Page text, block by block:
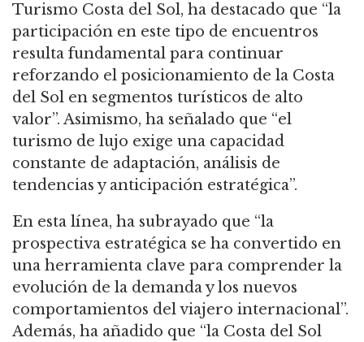
Turismo Costa del Sol, ha destacado que “la
participación en este tipo de encuentros
resulta fundamental para continuar
reforzando el posicionamiento de la Costa
del Sol en segmentos turísticos de alto
valor”. Asimismo, ha señalado que “el
turismo de lujo exige una capacidad
constante de adaptación, análisis de
tendencias y anticipación estratégica”.
En esta línea, ha subrayado que “la
prospectiva estratégica se ha convertido en
una herramienta clave para comprender la
evolución de la demanda y los nuevos
comportamientos del viajero internacional”.
Además, ha añadido que “la Costa del Sol